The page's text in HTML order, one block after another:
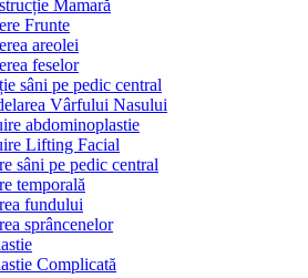
Mamară
Frunte
areolei
feselor
sâni pe pedic central
Vârfului Nasului
abdominoplastie
Lifting Facial
sâni pe pedic central
temporală
fundului
sprâncenelor
Complicată